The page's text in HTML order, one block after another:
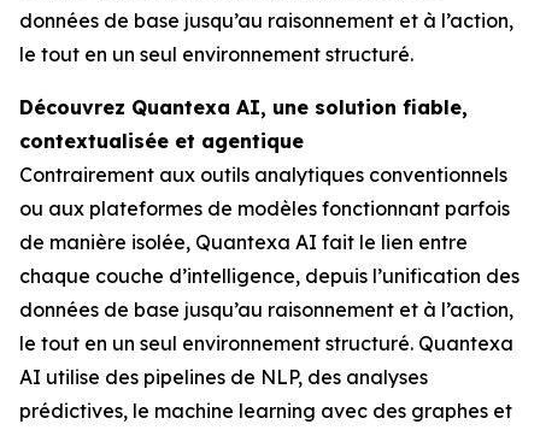
données de base jusqu’au raisonnement et à l’action,
le tout en un seul environnement structuré.
Découvrez Quantexa AI, une solution fiable,
contextualisée et agentique
Contrairement aux outils analytiques conventionnels
ou aux plateformes de modèles fonctionnant parfois
de manière isolée, Quantexa AI fait le lien entre
chaque couche d’intelligence, depuis l’unification des
données de base jusqu’au raisonnement et à l’action,
le tout en un seul environnement structuré. Quantexa
AI utilise des pipelines de NLP, des analyses
prédictives, le machine learning avec des graphes et